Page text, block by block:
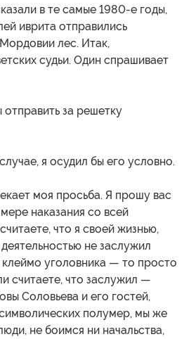
в те самые 1980-е годы,
иврита отправились
лес. Итак,
судьи. Один спрашивает
за решетку
я осудил бы его условно.
моя просьба. Я прошу вас
наказания со всей
что я своей жизнью,
не заслужил
уголовника — то просто
считаете, что заслужил —
Соловьева и его гостей,
полумер, мы же
не боимся ни начальства,